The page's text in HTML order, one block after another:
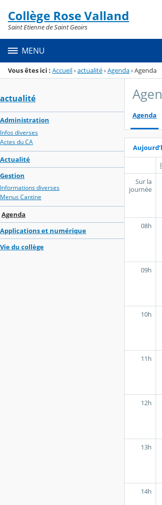
Menu de la rubrique
Contenu
Collège Rose Valland
Saint Etienne de Saint Geoirs
MENU
Vous êtes ici : Accueil›actualité›Agenda›Agenda
actualité
Administration
Infos diverses
Actes du CA
Actualité
Gestion
Informations diverses
Menus Cantine
Agenda
Applications et numérique
Vie du collège
Agenda
Sur la
journée
08h
09h
10h
11h
12h
13h
14h